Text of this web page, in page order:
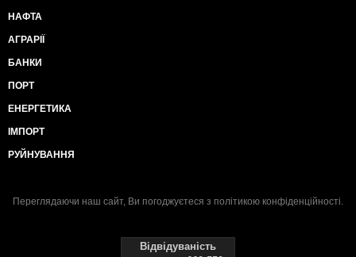
НАФТА
АГРАРІЇ
БАНКИ
ПОРТ
ЕНЕРГЕТИКА
ІМПОРТ
РУЙНУВАННЯ
Переглядаючи наш сайт, Ви погоджуєтеся з політикою конфіденційності.
Відвідуваність